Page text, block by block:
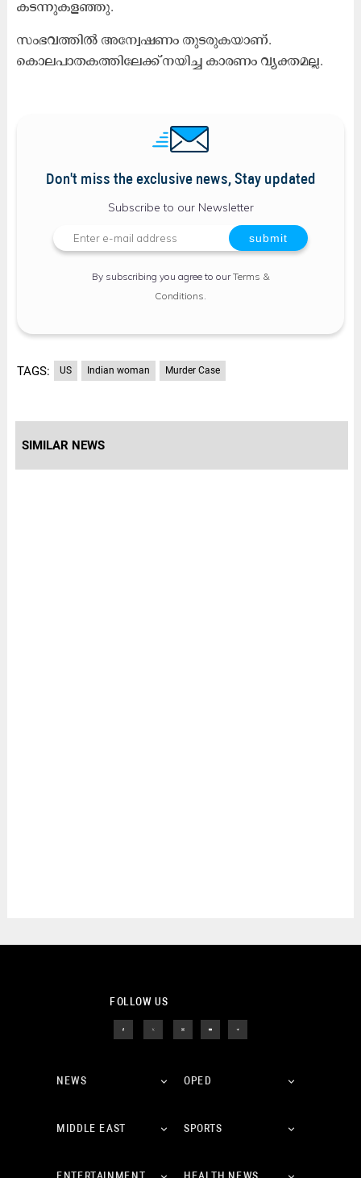
കടന്നുകളഞ്ഞു.
സംഭവത്തിൽ അന്വേഷണം തുടരുകയാണ്.
കൊലപാതകത്തിലേക്ക് നയിച്ച കാരണം വ്യക്തമല്ല.
Don't miss the exclusive news, Stay updated
Subscribe to our Newsletter
By subscribing you agree to ourTerms &
Conditions
TAGS: US Indian woman Murder Case
SIMILAR NEWS
FOLLOW US
NEWS OPED
MIDDLE EAST SPORTS